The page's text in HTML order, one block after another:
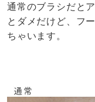
通常のブラシだと
とダメだけど、フ
ちゃいます。